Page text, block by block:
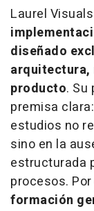
Laurel
diseñado
producto. Su
premisa
estudios no
sino en la
estructurada
procesos.
formación